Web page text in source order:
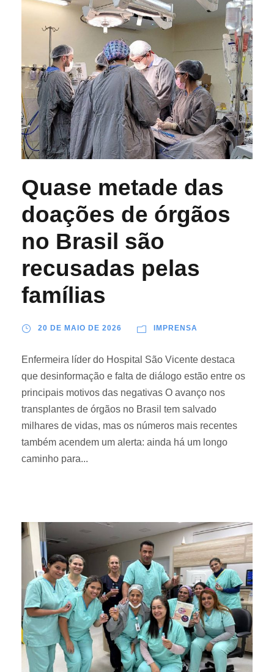
Quase metade das
doações de órgãos
no Brasil são
recusadas pelas
famílias
20 DE MAIO DE 2026 IMPRENSA
Enfermeira líder do Hospital São Vicente destaca
que desinformação e falta de diálogo estão entre os
principais motivos das negativas O avanço nos
transplantes de órgãos no Brasil tem salvado
milhares de vidas, mas os números mais recentes
também acendem um alerta: ainda há um longo
caminho para...